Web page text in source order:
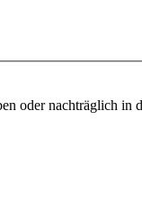
oder nachträglich in